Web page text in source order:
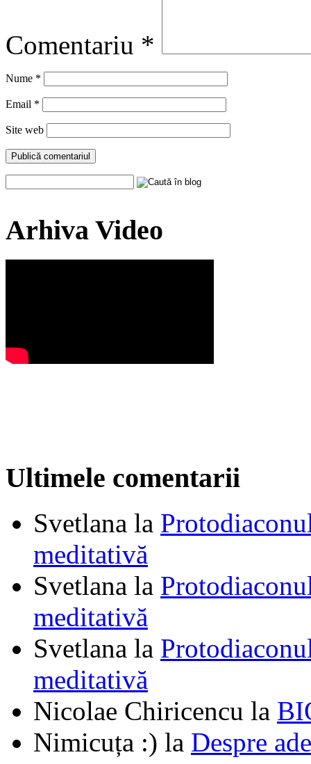
Comentariu *
Nume *
Email *
Site web
Arhiva Video
Ultimele comentarii
Svetlana la
meditativă
Svetlana la
meditativă
Svetlana la
meditativă
Nicolae Chiricencu la
Nimicuța :) la Despre